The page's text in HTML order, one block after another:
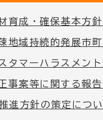
事案等に関する報
進方針の策定につ